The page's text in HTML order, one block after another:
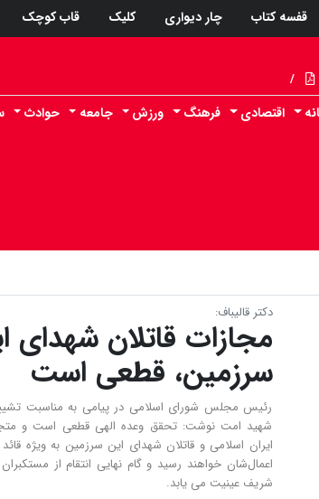
قفسه کتاب چار دیواری کلیک قاب کوچک
/
اقتصادی فرهنگ ورزش جامعه حوادث
دکتر قالیباف:
مجازات قاتلان شهدای
سرزمین، قطعی است
رئیس مجلس شورای اسلامی در پیامی به مناسبت
شهید امت نوشت: تحقق وعده الهی قطعی است و
ایران اسلامی و قاتلان شهدای این سرزمین به ویژه
اعمال‌شان خواهند رسید و گام نهایی انتقام از
شریف عینیت می یابد.